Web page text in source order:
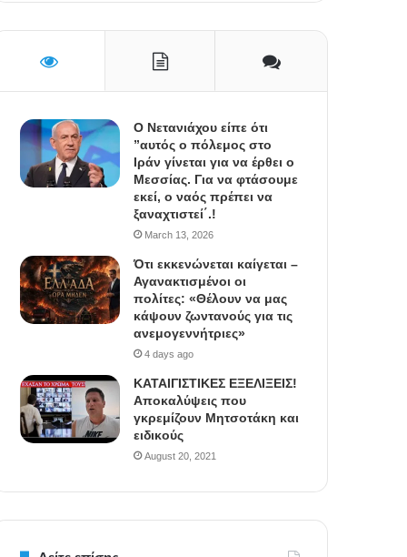
Ο Νετανιάχου είπε ότι
”αυτός ο πόλεμος στο
Ιράν γίνεται για να έρθει ο
Μεσσίας. Για να φτάσουμε
εκεί, ο ναός πρέπει να
ξαναχτιστεί΄.!
March 13, 2026
Ότι εκκενώνεται καίγεται –
Αγανακτισμένοι οι
πολίτες: «Θέλουν να μας
κάψουν ζωντανούς για τις
ανεμογεννήτριες»
4 days ago
ΚΑΤΑΙΓΙΣΤΙΚΕΣ ΕΞΕΛΙΞΕΙΣ!
Αποκαλύψεις που
γκρεμίζουν Μητσοτάκη και
ειδικούς
August 20, 2021